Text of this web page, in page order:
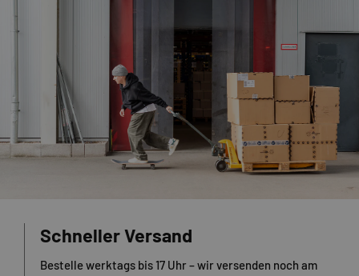
Schneller Versand
Bestelle werktags bis 17 Uhr – wir versenden noch am